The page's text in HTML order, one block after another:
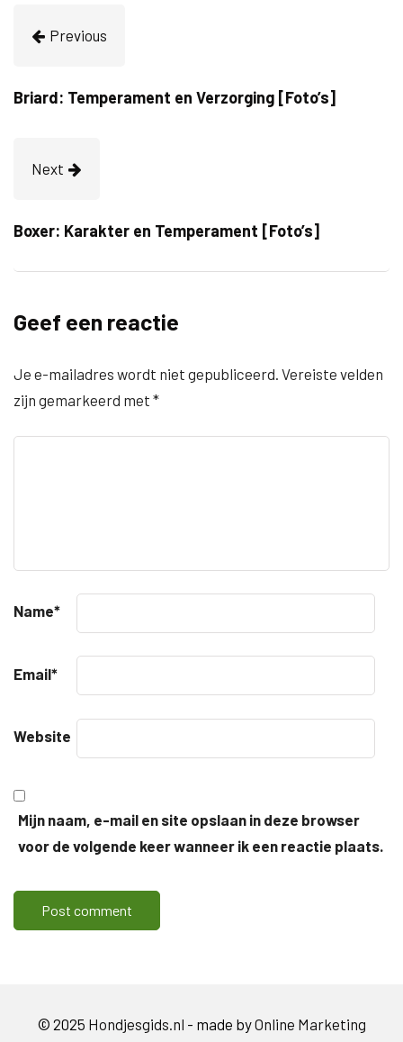
Previous
Briard: Temperament en Verzorging [Foto’s]
Next
Boxer: Karakter en Temperament [Foto’s]
Geef een reactie
Je e-mailadres wordt niet gepubliceerd. Vereiste velden
zijn gemarkeerd met *
Name*
Email*
Website
Mijn naam, e-mail en site opslaan in deze browser
voor de volgende keer wanneer ik een reactie plaats.
© 2025 Hondjesgids.nl - made byOnline Marketing